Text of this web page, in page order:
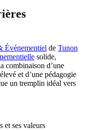
Événementiel de Tunon
solide,
combinaison d’une
et d’une pédagogie
un tremplin idéal vers
et ses valeurs